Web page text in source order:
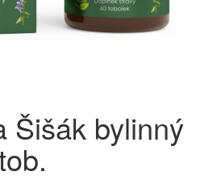
Šišák bylinný